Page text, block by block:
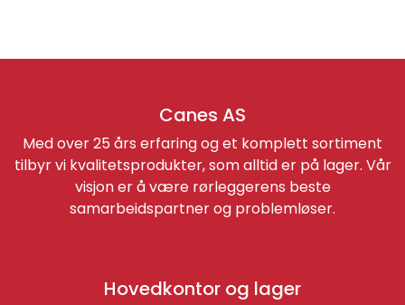
Canes AS
Med over 25 års erfaring og et komplett sortiment
tilbyr vi kvalitetsprodukter, som alltid er på lager. Vår
visjon er å være rørleggerens beste
samarbeidspartner og problemløser.
Hovedkontor og lager